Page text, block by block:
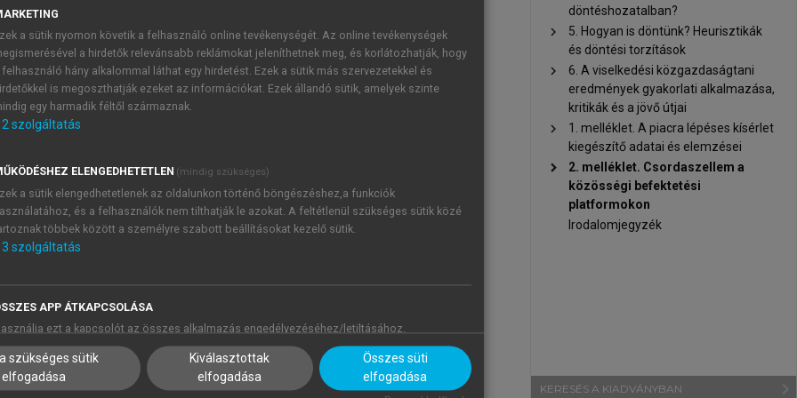
döntéshozatalban?
chevron_right
5. Hogyan is döntünk? Heurisztikák
és döntési torzítások
chevron_right
6. A viselkedési közgazdaságtani
eredmények gyakorlati alkalmazása,
kritikák és a jövő útjai
chevron_right
1. melléklet. A piacra lépéses kísérlet
kiegészítő adatai és elemzései
chevron_right
2. melléklet. Csordaszellem a
közösségi befektetési
platformokon
Irodalomjegyzék
KERESÉS A KIADVÁNYBAN
a sütik nyomon követik a felhasználó online tevékenységét. Az online tevékenységek
a hirdetők relevánsabb reklámokat jeleníthetnek meg, és korlátozhatják, hogy
felhasználó hány alkalommal láthat egy hirdetést. Ezek a sütik más szervezetekkel és
is megoszthatják ezeket az információkat. Ezek állandó sütik, amelyek szinte
egy harmadik féltől származnak.
2szolgáltatás
ELENGEDHETETLEN (mindig szükséges)
a sütik elengedhetetlenek az oldalunkon történő böngészéshez,a funkciók
és a felhasználók nem tilthatják le azokat. A feltétlenül szükséges sütik közé
többek között a személyre szabott beállításokat kezelő sütik.
3 szolgáltatás
APP ÁTKAPCSOLÁSA
ezt a kapcsolót az összes alkalmazás engedélyezéséhez/letiltásához.
szükséges sütik
elfogadása
Kiválasztottak
elfogadása
Összes süti
elfogadása